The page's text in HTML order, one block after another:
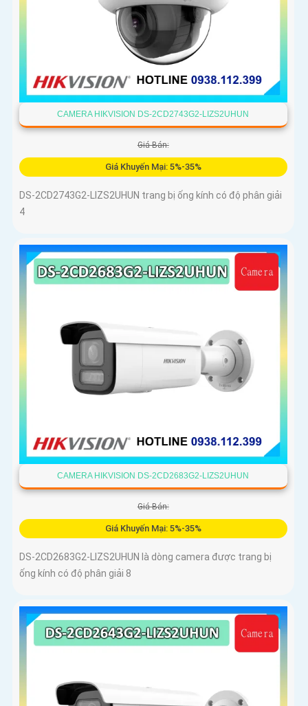
CAMERA HIKVISION DS-2CD2743G2-LIZS2UHUN
Giá Bán:
Giá Khuyến Mại: 5%-35%
DS-2CD2743G2-LIZS2UHUN trang bị ống kính có độ phân giải
4
CAMERA HIKVISION DS-2CD2683G2-LIZS2UHUN
Giá Bán:
Giá Khuyến Mại: 5%-35%
DS-2CD2683G2-LIZS2UHUN là dòng camera được trang bị
ống kính có độ phân giải 8